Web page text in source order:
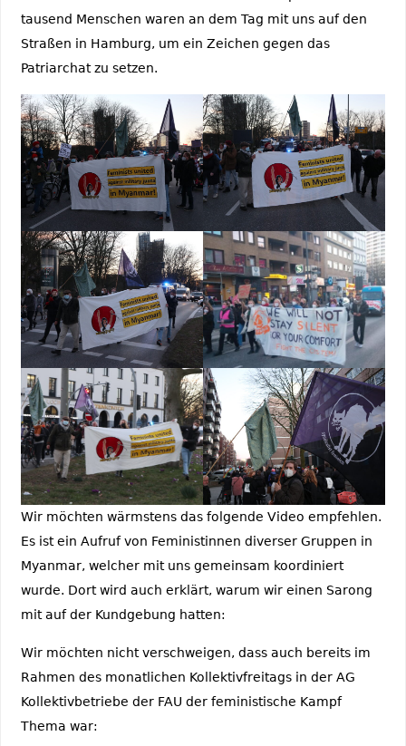
tausend Menschen waren an dem Tag mit uns auf den
Straßen in Hamburg, um ein Zeichen gegen das
Patriarchat zu setzen.
Wir möchten wärmstens das folgende Video empfehlen.
Es ist ein Aufruf von Feministinnen diverser Gruppen in
Myanmar, welcher mit uns gemeinsam koordiniert
wurde. Dort wird auch erklärt, warum wir einen Sarong
mit auf der Kundgebung hatten:
Wir möchten nicht verschweigen, dass auch bereits im
Rahmen des monatlichen Kollektivfreitags in der AG
Kollektivbetriebe der FAU der feministische Kampf
Thema war: